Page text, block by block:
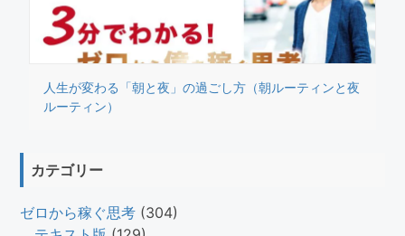
人生が変わる「朝と夜」の過ごし方（朝ルーティンと夜
ルーティン）
カテゴリー
ゼロから稼ぐ思考 (304)